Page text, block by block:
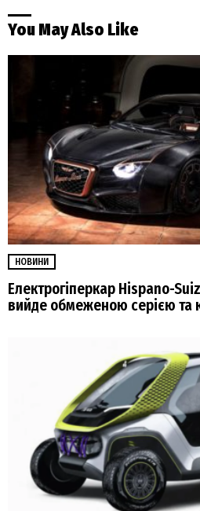
You May Also Like
НОВИНИ
Електрогіперкар Hispano-
вийде обмеженою серією та